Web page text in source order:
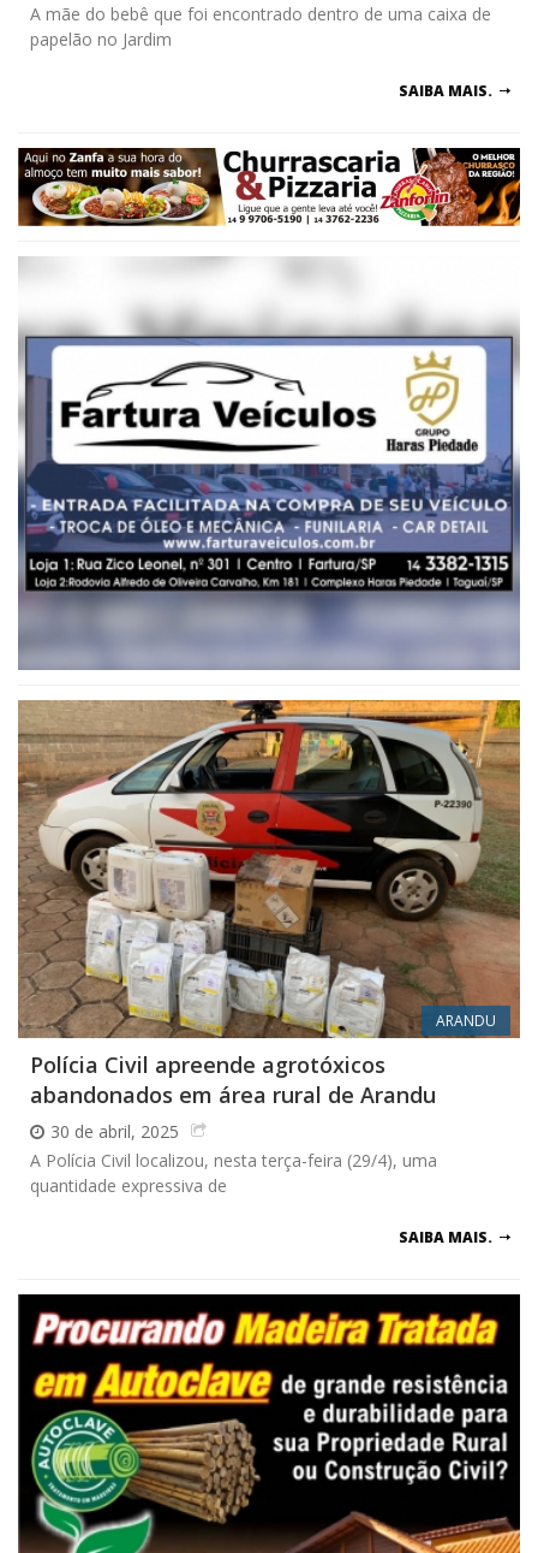
A mãe do bebê que foi encontrado dentro de uma caixa de
papelão no Jardim
SAIBA MAIS.
ARANDU
Polícia Civil apreende agrotóxicos
abandonados em área rural de Arandu
30 de abril, 2025
A Polícia Civil localizou, nesta terça-feira (29/4), uma
quantidade expressiva de
SAIBA MAIS.